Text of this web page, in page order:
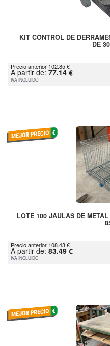
KIT CONTROL DE
DE
Precio anterior 102.85 €
A partir de: 77.14 €
IVA INCLUIDO
LOTE 100 JAULAS DE
Precio anterior 108.43 €
A partir de: 83.49 €
IVA INCLUIDO